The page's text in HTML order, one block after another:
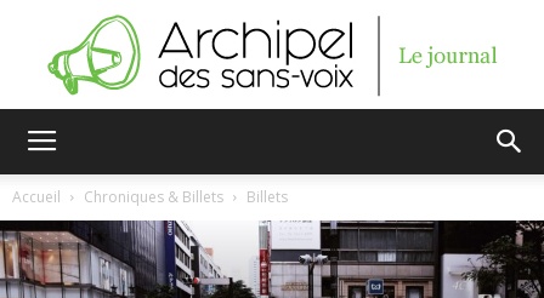
des
Accueil Chroniques & Billets Billets